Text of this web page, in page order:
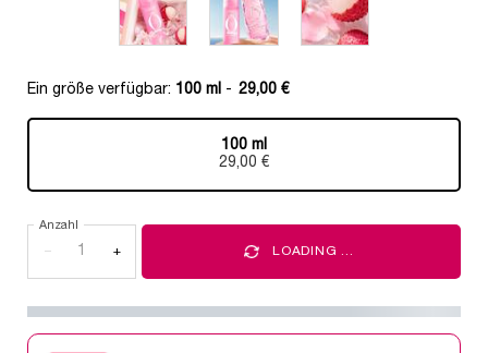
Ein größe verfügbar: 100 ml - 29,00 €
Ausgewählt
100 ml
29,00 €, 1 von 1
−
Anzahl
+ LOADING ...